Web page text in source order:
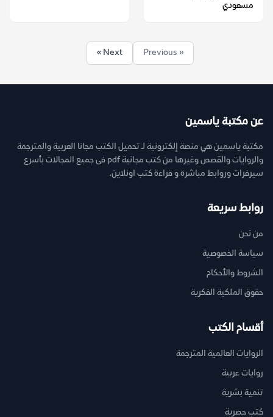
مسعودي
« Previous
Next »
عن مكتبة ياسمين
مكتبة ياسمين هي منصة إلكترونية لـ تحميل الكتب مجانا العربية والمترجمة
والروايات والقصص وغيرها من كتب مجانية pdf فى جميع المجالات بأسرع
سيرفرات وروابط مباشرة و قراءة كتب اونلاين.
روابط سريعة
من نحن
سياسة الخصوصية
الشروط والأحكام
حقوق الملكية الفكرية
أقسام الكتب
الروايات العالمية المترجمة
روايات عربية
تنمية بشرية
كتب حصرية